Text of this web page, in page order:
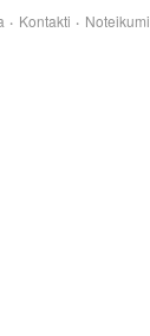
Kontakti Noteikumi